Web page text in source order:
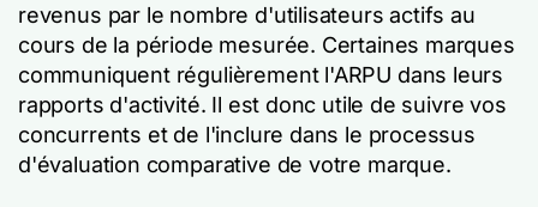
revenus par le nombre d'utilisateurs actifs au
cours de la période mesurée. Certaines marques
communiquent régulièrement l'ARPU dans leurs
rapports d'activité. Il est donc utile de suivre vos
concurrents et de l'inclure dans le processus
d'évaluation comparative de votre marque.